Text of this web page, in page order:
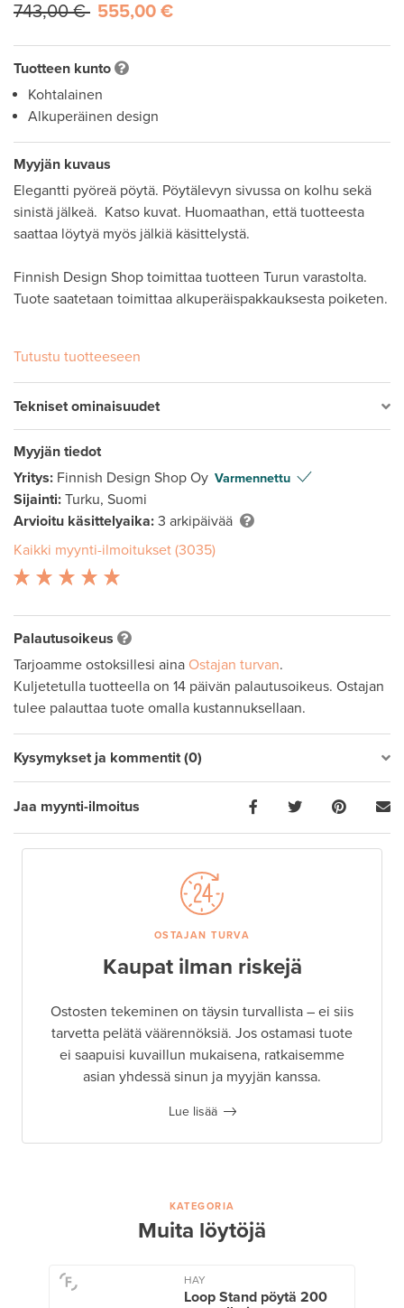
743,00 € 555,00 €
Tuotteen kunto
Kohtalainen
Alkuperäinen design
Myyjän kuvaus
Elegantti pyöreä pöytä. Pöytälevyn sivussa on kolhu sekä
sinistä jälkeä.  Katso kuvat. Huomaathan, että tuotteesta
saattaa löytyä myös jälkiä käsittelystä.
Finnish Design Shop toimittaa tuotteen Turun varastolta.
Tuote saatetaan toimittaa alkuperäispakkauksesta poiketen.
Tutustu tuotteeseen
Tekniset ominaisuudet
Myyjän tiedot
Yritys: Finnish Design Shop Oy Varmennettu
Sijainti: Turku, Suomi
Arvioitu käsittelyaika: 3 arkipäivää
Kaikki myynti-ilmoitukset (3035)
Palautusoikeus
Tarjoamme ostoksillesi aina Ostajan turvan.
Kuljetetulla tuotteella on 14 päivän palautusoikeus. Ostajan
tulee palauttaa tuote omalla kustannuksellaan.
Kysymykset ja kommentit (0)
Jaa myynti-ilmoitus
OSTAJAN TURVA
Kaupat ilman riskejä
Ostosten tekeminen on täysin turvallista – ei siis
tarvetta pelätä väärennöksiä. Jos ostamasi tuote
ei saapuisi kuvaillun mukaisena, ratkaisemme
asian yhdessä sinun ja myyjän kanssa.
Lue lisää
KATEGORIA
Muita löytöjä
HAY
Loop Stand pöytä 200